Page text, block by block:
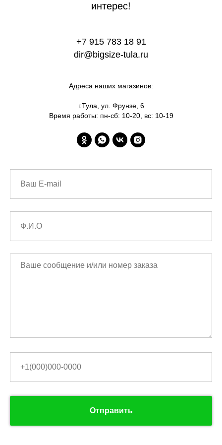
интерес!
+7 915 783 18 91
dir@bigsize-tula.ru
Адреса наших магазинов:
г.Тула, ул. Фрунзе, 6
Время работы: пн-сб: 10-20, вс: 10-19
Отправить